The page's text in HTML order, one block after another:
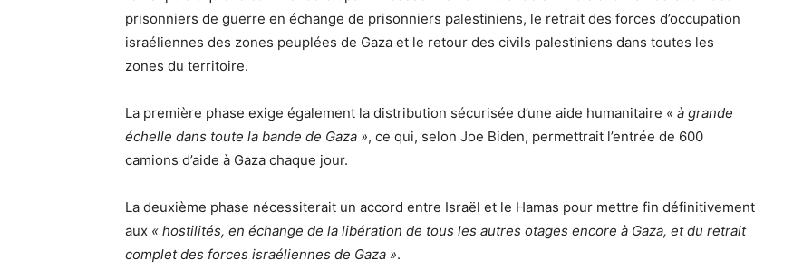
prisonniers de guerre en échange de prisonniers palestiniens, le retrait des forces d’occupation
israéliennes des zones peuplées de Gaza et le retour des civils palestiniens dans toutes les
zones du territoire.
La première phase exige également la distribution sécurisée d’une aide humanitaire « à grande
échelle dans toute la bande de Gaza », ce qui, selon Joe Biden, permettrait l’entrée de 600
camions d’aide à Gaza chaque jour.
La deuxième phase nécessiterait un accord entre Israël et le Hamas pour mettre fin définitivement
aux « hostilités, en échange de la libération de tous les autres otages encore à Gaza, et du retrait
complet des forces israéliennes de Gaza ».